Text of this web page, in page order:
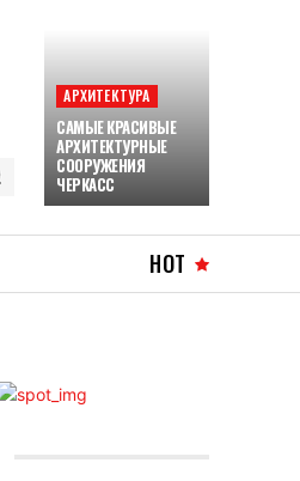
АРХИТЕКТУРА
САМЫЕ КРАСИВЫЕ
АРХИТЕКТУРНЫЕ
СООРУЖЕНИЯ
ЧЕРКАСС
HOT